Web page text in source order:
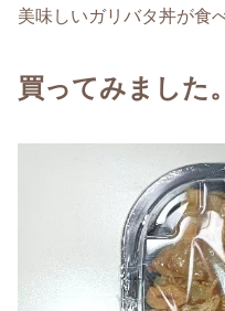
美味しいガリバタ丼が食
買ってみました。